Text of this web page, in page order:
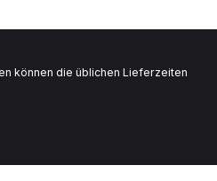
können die üblichen Lieferzeiten